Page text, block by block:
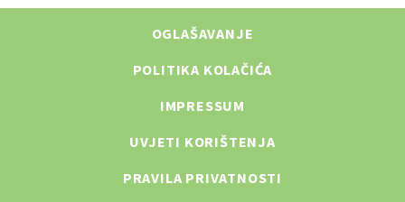
OGLAŠAVANJE
POLITIKA KOLAČIĆA
IMPRESSUM
UVJETI KORIŠTENJA
PRAVILA PRIVATNOSTI